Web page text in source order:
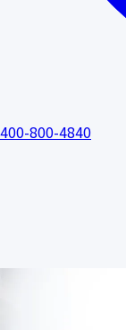
400-800-4840